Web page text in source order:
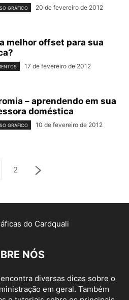
GRÁFICO 20 de fevereiro de 2012
melhor offset para sua
17 de fevereiro de 2012
– aprendendo em sua
doméstica
GRÁFICO 10 de fevereiro de 2012
2
NÓS
diversas dicas sobre o
em geral. Também